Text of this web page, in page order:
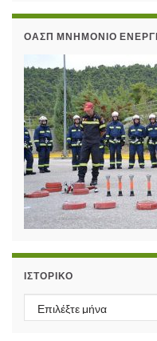
ΟΑΣΠ ΜΝΗΜΌΝΙΟ
ΙΣΤΟΡΙΚΌ
Ιστορικό